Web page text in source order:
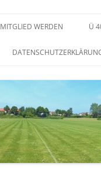
MITGLIED WERDEN Ü